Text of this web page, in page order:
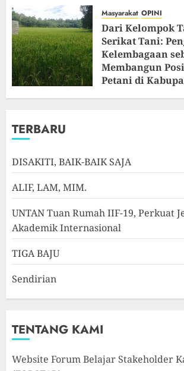
Masyarakat OPINI
Dari Kelompok
Serikat Tani:
Kelembagaan
Membangun
Petani di
JULI 22, 2026 0
TERBARU
DISAKITI, BAIK-BAIK SAJA
ALIF, LAM, MIM.
UNTAN Tuan Rumah IIF-19, Perkuat
Akademik Internasional
TIGA BAJU
Sendirian
TENTANG KAMI
Website Forum Belajar Stakeholder